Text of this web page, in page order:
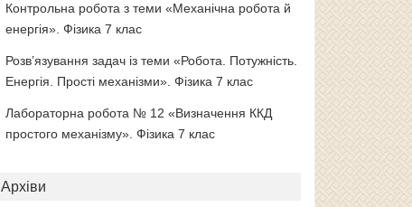
Контрольна робота з теми «Механічна робота й
енергія». Фізика 7 клас
Розв’язування задач із теми «Робота. Потужність.
Енергія. Прості механізми». Фізика 7 клас
Лабораторна робота № 12 «Визначення ККД
простого механізму». Фізика 7 клас
Архіви